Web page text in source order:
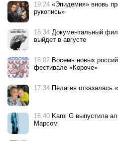
19:24 «Эпидемия» вновь
рукопись»
18:34 Документальный
выйдет в августе
18:02 Восемь новых
фестивале «Короче»
17:34 Пелагея отказалась
16:40 Karol G выпустила
Марсом